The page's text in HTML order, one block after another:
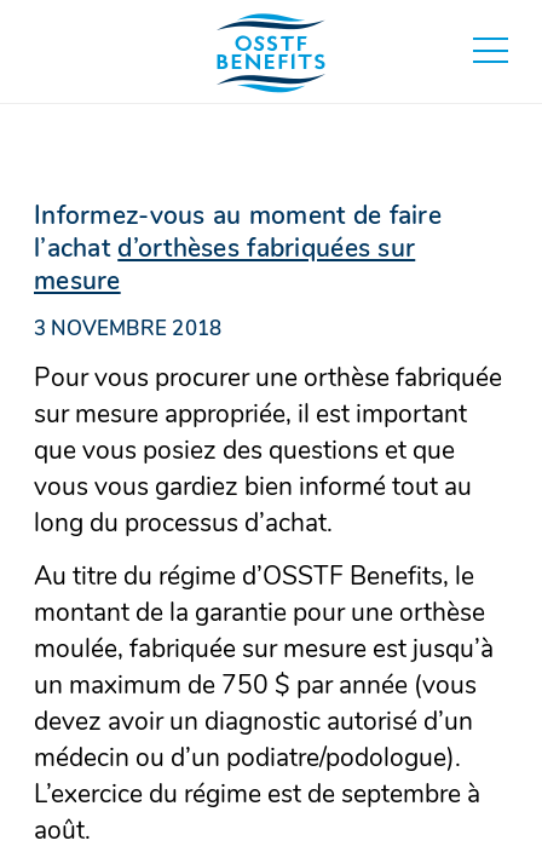
basculer
au
Informez-vous au moment de faire
l’achatd’orthèses fabriquées sur
mesure
3 NOVEMBRE 2018
Pour vous procurer une orthèse fabriquée
sur mesure appropriée, il est important
que vous posiez des questions et que
vous vous gardiez bien informé tout au
long du processus d’achat.
Au titre du régime d’OSSTF Benefits, le
montant de la garantie pour une orthèse
moulée, fabriquée sur mesure est jusqu’à
un maximum de 750 $ par année (vous
devez avoir un diagnostic autorisé d’un
médecin ou d’un podiatre/podologue).
L’exercice du régime est de septembre à
août.